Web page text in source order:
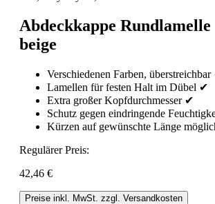
Abdeckkappe Rundlamelle
beige
Verschiedenen Farben,
Lamellen für festen Halt im Dübel ✔
Extra großer Kopfdurchmesser ✔
Schutz gegen eindringende
Kürzen auf gewünschte Länge
Regulärer Preis:
42,46 €
Preise inkl. MwSt. zzgl. Versandkosten